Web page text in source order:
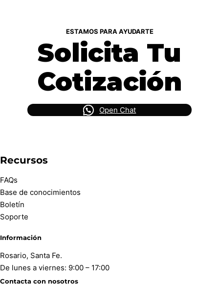
ESTAMOS PARA AYUDARTE
Solicita Tu
Cotización
Open Chat
Recursos
FAQs
Base de conocimientos
Boletín
Soporte
Información
Rosario, Santa Fe.
De lunes a viernes: 9:00 – 17:00
Contacta con nosotros